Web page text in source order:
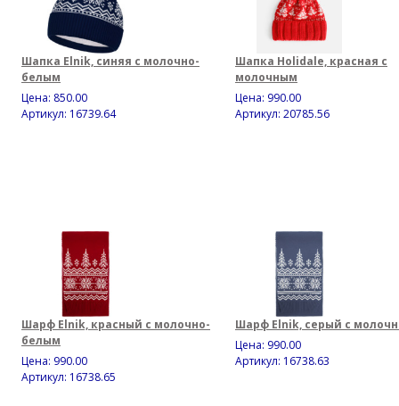
Шапка Elnik, синяя с молочно-
белым
Цена: 850.00
Артикул: 16739.64
Шапка Holidale, красная с
молочным
Цена: 990.00
Артикул: 20785.56
Шарф Elnik, красный с молочно-
белым
Цена: 990.00
Артикул: 16738.65
Шарф Elnik, серый с
Цена: 990.00
Артикул: 16738.63